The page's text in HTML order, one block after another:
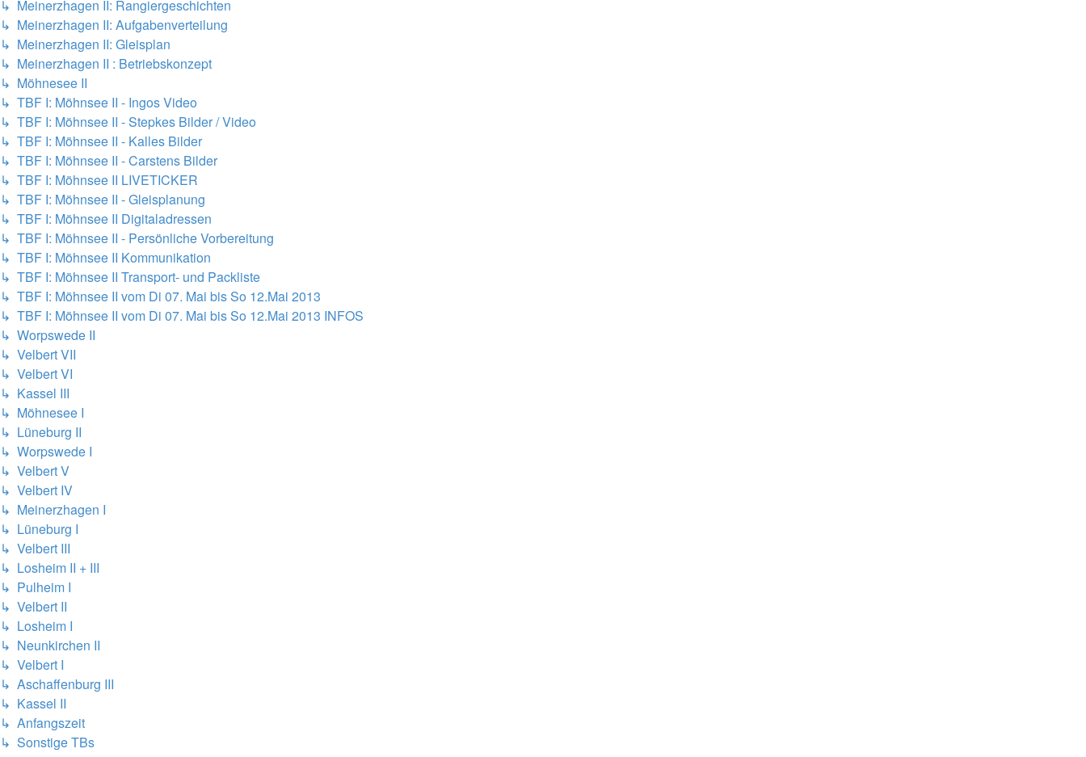
↳ Meinerzhagen II: Rangiergeschichten
↳ Meinerzhagen II: Aufgabenverteilung
↳ Meinerzhagen II: Gleisplan
↳ Meinerzhagen II : Betriebskonzept
↳ Möhnesee II
↳ TBF I: Möhnsee II - Ingos Video
↳ TBF I: Möhnsee II - Stepkes Bilder / Video
↳ TBF I: Möhnsee II - Kalles Bilder
↳ TBF I: Möhnsee II - Carstens Bilder
↳ TBF I: Möhnsee II LIVETICKER
↳ TBF I: Möhnsee II - Gleisplanung
↳ TBF I: Möhnsee II Digitaladressen
↳ TBF I: Möhnsee II - Persönliche Vorbereitung
↳ TBF I: Möhnsee II Kommunikation
↳ TBF I: Möhnsee II Transport- und Packliste
↳ TBF I: Möhnsee II vom Di 07. Mai bis So 12.Mai 2013
↳ TBF I: Möhnsee II vom Di 07. Mai bis So 12.Mai 2013 INFOS
↳ Worpswede II
↳ Velbert VII
↳ Velbert VI
↳ Kassel III
↳ Möhnesee I
↳ Lüneburg II
↳ Worpswede I
↳ Velbert V
↳ Velbert IV
↳ Meinerzhagen I
↳ Lüneburg I
↳ Velbert III
↳ Losheim II + III
↳ Pulheim I
↳ Velbert II
↳ Losheim I
↳ Neunkirchen II
↳ Velbert I
↳ Aschaffenburg III
↳ Kassel II
↳ Anfangszeit
↳ Sonstige TBs